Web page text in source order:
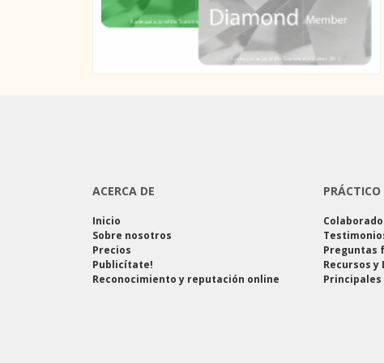
ACERCA DE
Inicio
Sobre nosotros
Precios
Publicítate!
Reconocimiento y reputación online
PRÁCTICO
Preguntas
Recursos y